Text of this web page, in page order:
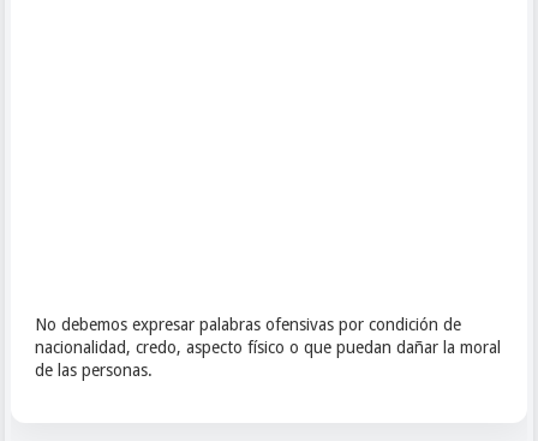
No debemos expresar palabras ofensivas por condición de
nacionalidad, credo, aspecto físico o que puedan dañar la moral
de las personas.